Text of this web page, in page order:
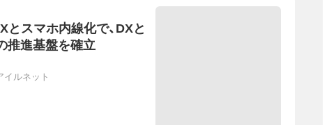
とスマホ内線化で、DXと
推進基盤を確立
イルネット